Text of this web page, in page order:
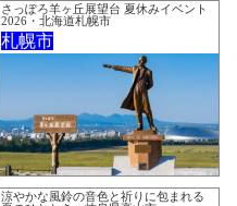
さっぽろ羊ヶ丘展望台 夏休みイベント
2026・北海道札幌市
札幌市
涼やかな風鈴の音色と祈りに包まれる